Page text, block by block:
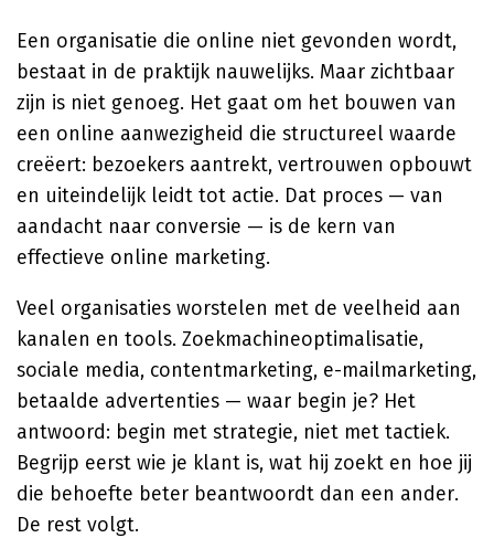
Een organisatie die online niet gevonden wordt,
bestaat in de praktijk nauwelijks. Maar zichtbaar
zijn is niet genoeg. Het gaat om het bouwen van
een online aanwezigheid die structureel waarde
creëert: bezoekers aantrekt, vertrouwen opbouwt
en uiteindelijk leidt tot actie. Dat proces — van
aandacht naar conversie — is de kern van
effectieve online marketing.
Veel organisaties worstelen met de veelheid aan
kanalen en tools. Zoekmachineoptimalisatie,
sociale media, contentmarketing, e-mailmarketing,
betaalde advertenties — waar begin je? Het
antwoord: begin met strategie, niet met tactiek.
Begrijp eerst wie je klant is, wat hij zoekt en hoe jij
die behoefte beter beantwoordt dan een ander.
De rest volgt.